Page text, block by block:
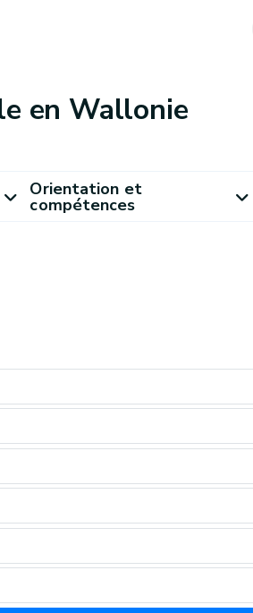
en Wallonie
Orientation et
compétences